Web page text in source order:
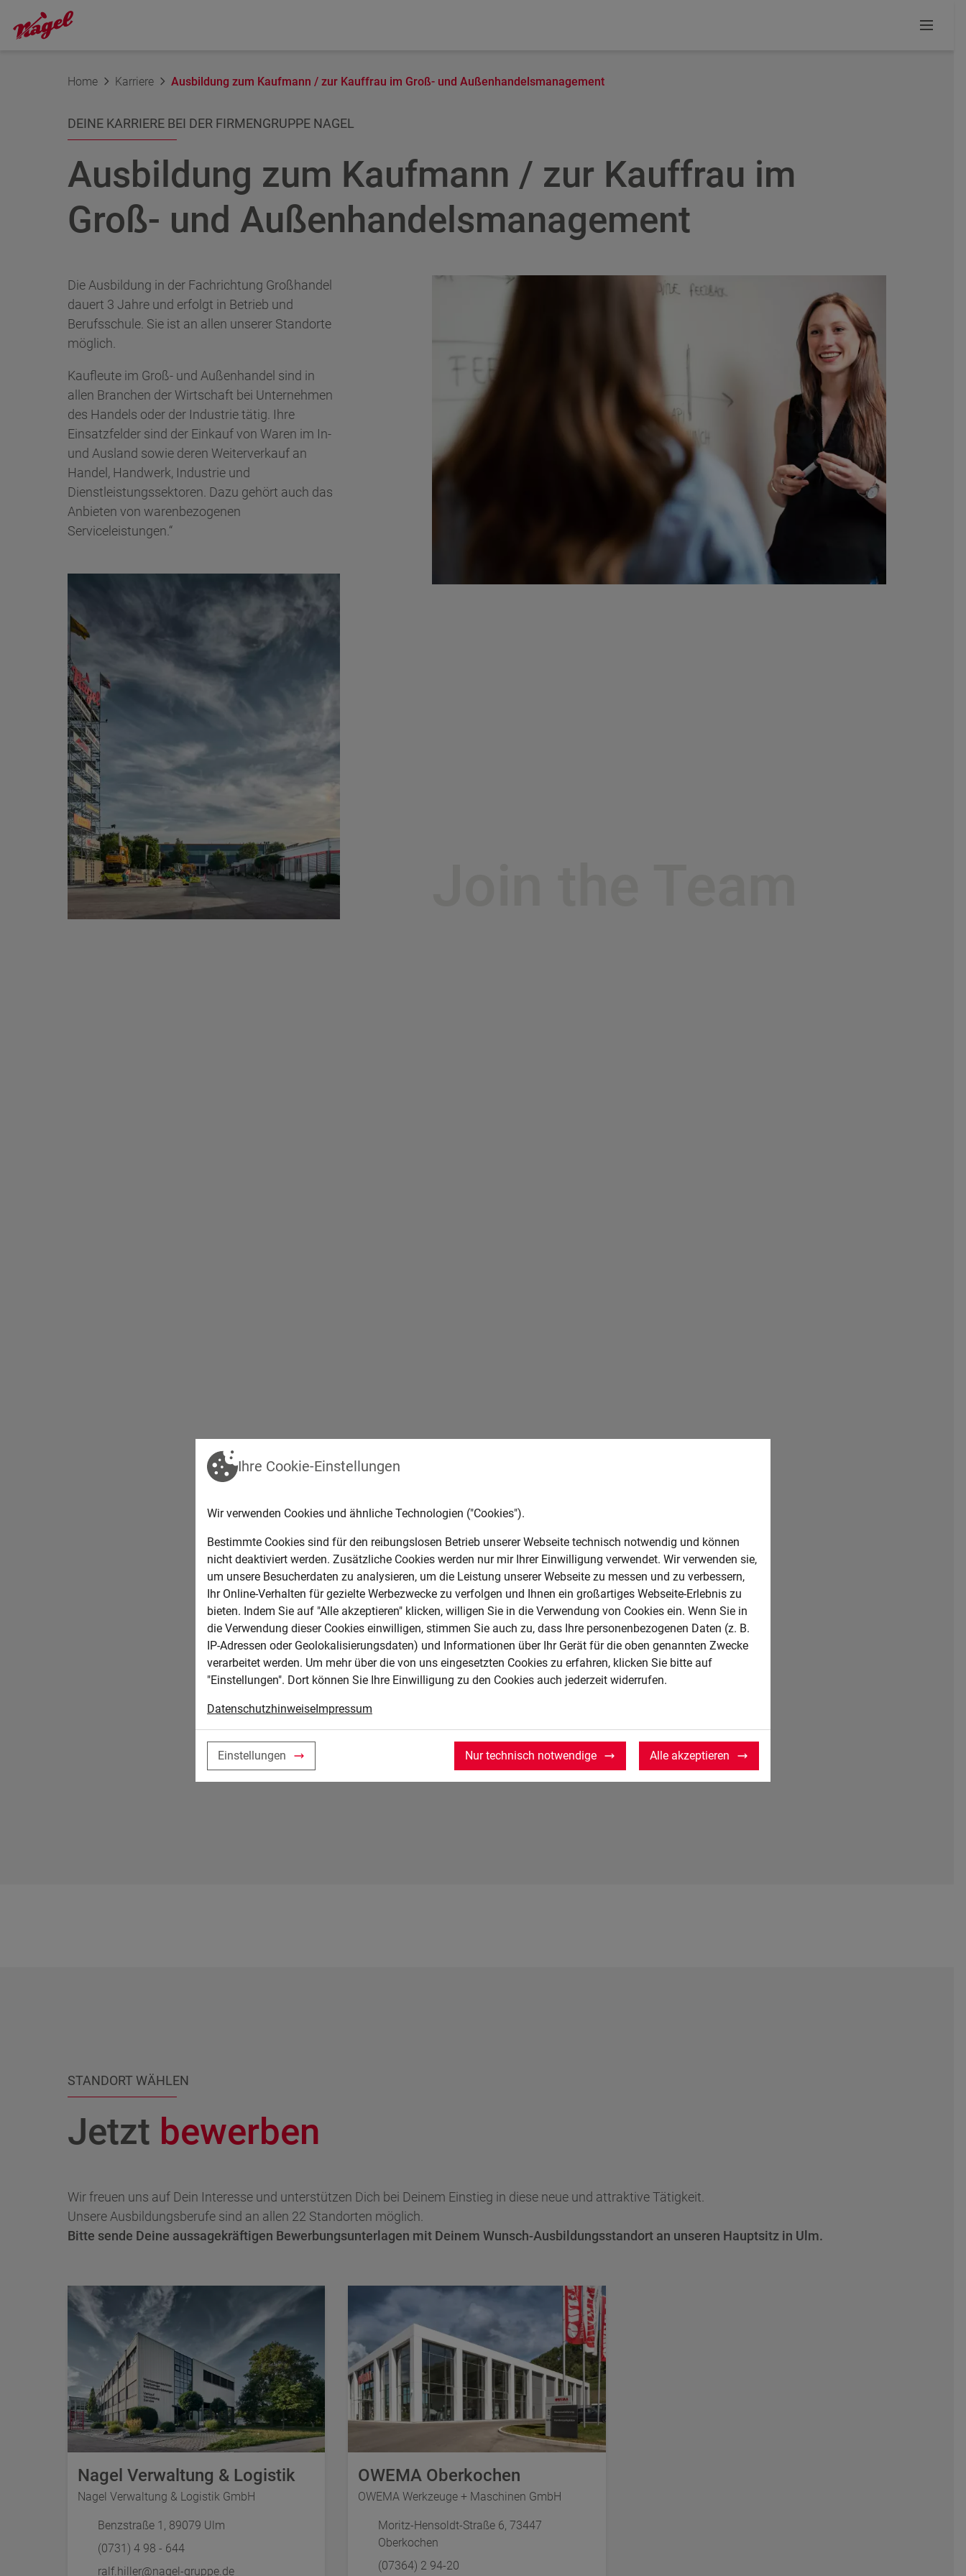
Home Karriere Ausbildung zum Kaufmann / zur Kauffrau im Groß- und Außenhandelsmanagement
DEINE KARRIERE BEI DER FIRMENGRUPPE NAGEL
Ausbildung zum Kaufmann / zur Kauffrau im
Groß- und Außenhandelsmanagement
Die Ausbildung in der Fachrichtung Großhandel
dauert 3 Jahre und erfolgt in Betrieb und
Berufsschule. Sie ist an allen unserer Standorte
möglich.
Kaufleute im Groß- und Außenhandel sind in
allen Branchen der Wirtschaft bei Unternehmen
des Handels oder der Industrie tätig. Ihre
Einsatzfelder sind der Einkauf von Waren im In-
und Ausland sowie deren Weiterverkauf an
Handel, Handwerk, Industrie und
Dienstleistungssektoren. Dazu gehört auch das
Anbieten von warenbezogenen
Serviceleistungen.“
nach Berufsschule leicht abweichen. Während der restlichen Zeit
kann das erworbene Wissen praktisch im Betrieb angewandt
Nach drei Jahren (Regelausbildung) endet die Ausbildung mit dem
zweiten Teil der Abschlussprüfung.
Verkaufen von Waren, Service und Kundendienstleistungen
Kalkulieren von Verkaufspreisen und Sicherung der
Qualitätsstandards
Beobachten des Marktes und Beurteilung der Absatzchancen
Ermitteln von Bezugsquellen, bewerten von Angeboten und
einkaufen von Waren
Planen und führen von Einkaufs- und Verkaufsgesprächen
Beratung von Kunden
Bearbeiten von Kundenaufträgen, Zahlungsvorgängen und
Reklamationen
Geschäftsprozessen im Wareneingang, Lager und Warenausgang
STANDORT WÄHLEN
Jetzt bewerben
Wir freuen uns auf Dein Interesse und unterstützen Dich bei Deinem Einstieg in diese neue und attraktive Tätigkeit.
Unsere Ausbildungsberufe sind an allen 22 Standorten möglich.
Bitte sende Deine aussagekräftigen Bewerbungsunterlagen mit Deinem Wunsch-Ausbildungsstandort an unseren Hauptsitz in Ulm.
Nagel Verwaltung & Logistik
Nagel Verwaltung & Logistik GmbH
Benzstraße 1, 89079 Ulm
(0731) 4 98 - 644
ralf.hiller@nagel-gruppe.de
OWEMA Oberkochen
OWEMA Werkzeuge + Maschinen GmbH
Moritz-Hensoldt-Straße 6, 73447
Oberkochen
(07364) 2 94-20
Ihre Cookie-Einstellungen
Wir verwenden Cookies und ähnliche Technologien ("Cookies").
Bestimmte Cookies sind für den reibungslosen Betrieb unserer Webseite technisch notwendig und können
nicht deaktiviert werden. Zusätzliche Cookies werden nur mir Ihrer Einwilligung verwendet. Wir verwenden sie,
um unsere Besucherdaten zu analysieren, um die Leistung unserer Webseite zu messen und zu verbessern,
Ihr Online-Verhalten für gezielte Werbezwecke zu verfolgen und Ihnen ein großartiges Webseite-Erlebnis zu
bieten. Indem Sie auf "Alle akzeptieren" klicken, willigen Sie in die Verwendung von Cookies ein. Wenn Sie in
die Verwendung dieser Cookies einwilligen, stimmen Sie auch zu, dass Ihre personenbezogenen Daten (z. B.
IP-Adressen oder Geolokalisierungsdaten) und Informationen über Ihr Gerät für die oben genannten Zwecke
verarbeitet werden. Um mehr über die von uns eingesetzten Cookies zu erfahren, klicken Sie bitte auf
"Einstellungen". Dort können Sie Ihre Einwilligung zu den Cookies auch jederzeit widerrufen.
DatenschutzhinweiseImpressum
Einstellungen Nur technisch notwendige Alle akzeptieren